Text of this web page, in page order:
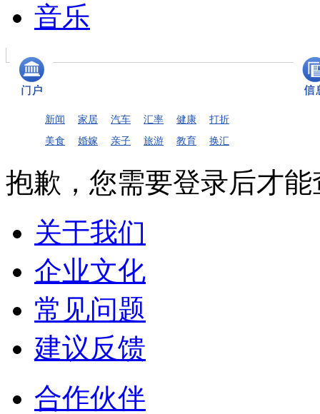
音乐
新闻 家居 汽车 汇率 健康
打折
美食
婚嫁 亲子 旅游 教育 换汇
抱歉，您需要登录后才能
关于我们
企业文化
常见问题
建议反馈
合作伙伴